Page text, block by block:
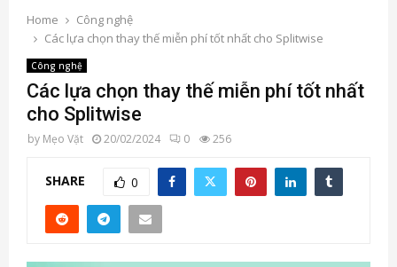
Home
Công nghệ
Các lựa chọn thay thế miễn phí tốt nhất cho Splitwise
Công nghệ
Các lựa chọn thay thế miễn phí tốt nhất
cho Splitwise
by Mẹo Vặt 20/02/2024 0 256
SHARE 0